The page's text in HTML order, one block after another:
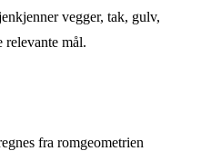
vegger, tak, gulv,
relevante mål.
fra romgeometrien